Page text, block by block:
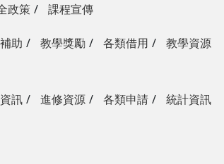
政策
課程宣傳
助 教學獎勵 各類借用 教學資源
訊 進修資源 各類申請 統計資訊